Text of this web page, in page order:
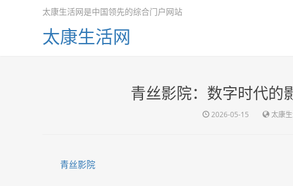
太康生活网是中国领先的综合门户网站
太康生活网
青丝影院：数字时代的
2026-05-15 太康
青丝影院